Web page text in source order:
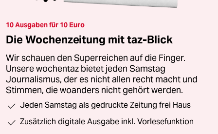
10 Ausgaben für 10 Euro
Die Wochenzeitung mit taz-Blick
Wir schauen den Superreichen auf die Finger.
Unsere wochentaz bietet jeden Samstag
Journalismus, der es nicht allen recht macht und
Stimmen, die woanders nicht gehört werden.
Jeden Samstag als gedruckte Zeitung frei Haus
Zusätzlich digitale Ausgabe inkl. Vorlesefunktion